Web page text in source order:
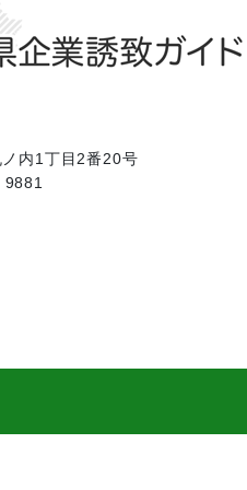
内1丁目2番20号